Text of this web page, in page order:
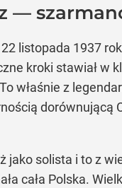
—
listopada 1937
kroki stawiał w
właśnie z
dorównującą
jako solista i to z
cała Polska.